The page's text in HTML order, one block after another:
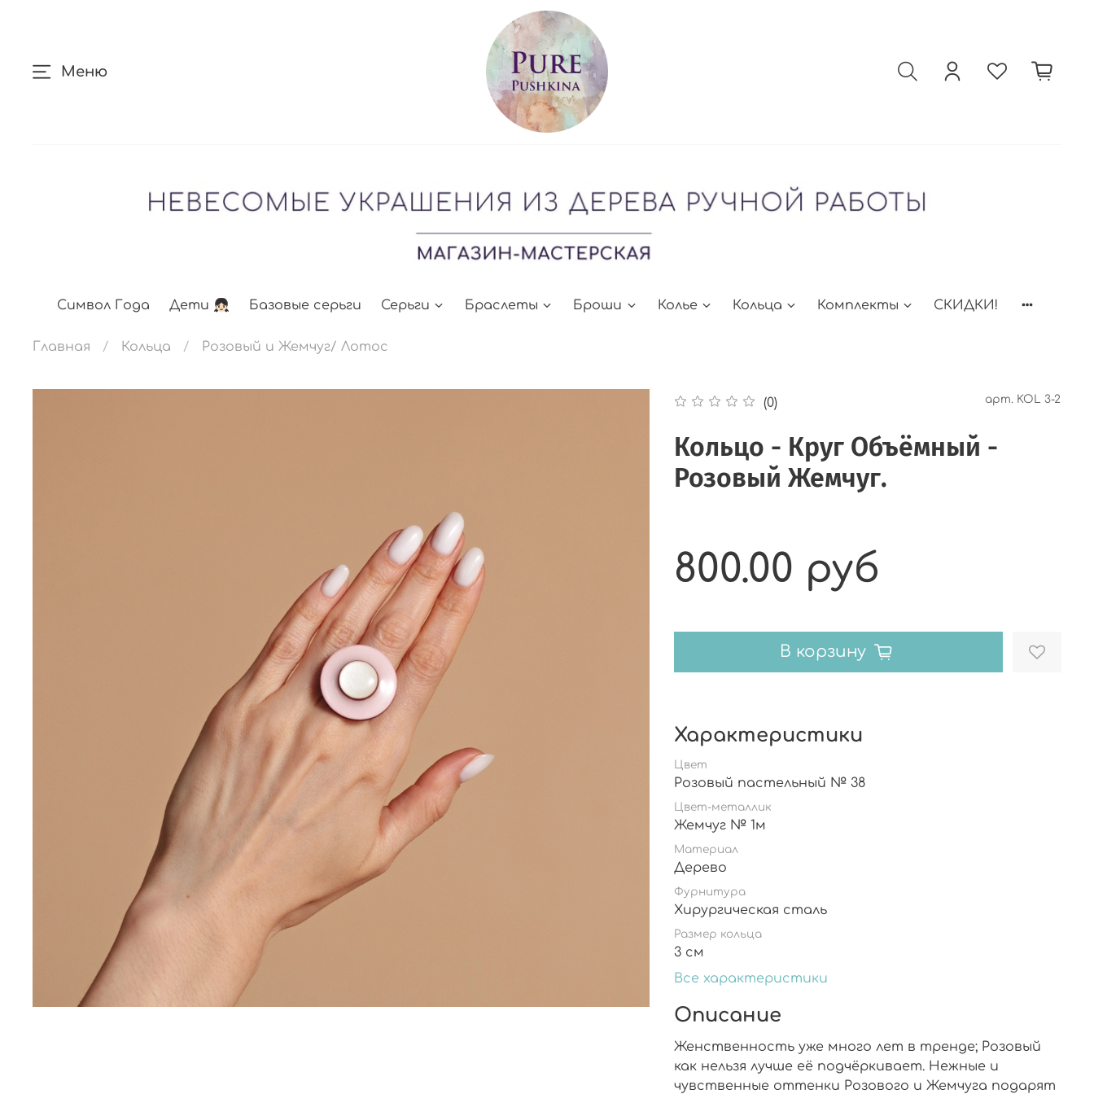
Меню
Символ Года Дети 👧🏻 Базовые серьги Серьги Браслеты Броши Колье Кольца Комплекты СКИДКИ!
Главная Кольца Розовый и Жемчуг/ Лотос
(0) арт. KOL 3-2
Кольцо - Круг Объёмный -
Розовый Жемчуг.
800.00 руб
В корзину
Характеристики
Цвет
Розовый пастельный № 38
Цвет-металлик
Жемчуг № 1м
Материал
Дерево
Фурнитура
Хирургическая сталь
Размер кольца
3 см
Все характеристики
Описание
Женственность уже много лет в тренде; Розовый
как нельзя лучше её подчёркивает. Нежные и
чувственные оттенки Розового и Жемчуга подарят